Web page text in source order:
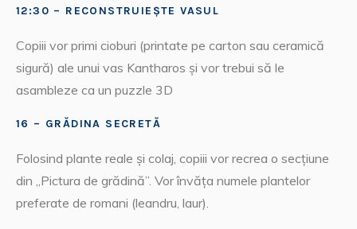
12:30 – RECONSTRUIEȘTE VASUL
Copiii vor primi cioburi (printate pe carton sau ceramică
sigură) ale unui vas Kantharos și vor trebui să le
asambleze ca un puzzle 3D
16 – GRĂDINA SECRETĂ
Folosind plante reale și colaj, copiii vor recrea o secțiune
din „Pictura de grădină”. Vor învăța numele plantelor
preferate de romani (leandru, laur).